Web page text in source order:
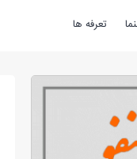
تعرفه ها